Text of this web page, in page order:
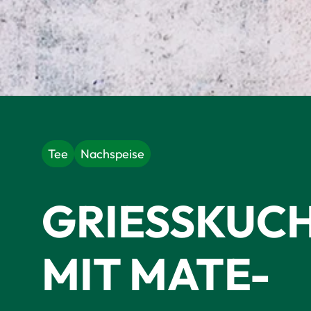
Tee Nachspeise
IT MATE-L